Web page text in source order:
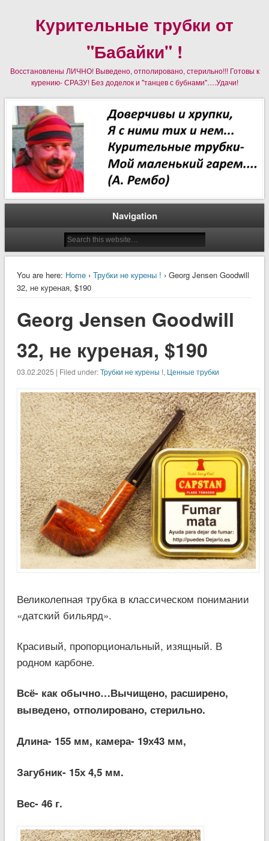
Курительные трубки от
"Бабайки" !
Восстановлены ЛИЧНО! Выведено, отполировано, стерильно!!! Готовы к
курению- СРАЗУ! Без доделок и "танцев с бубнами"….Удачи!
Navigation
You are here: Home› Трубки не курены ! › Georg Jensen Goodwill
32, не куреная, $190
Georg Jensen Goodwill
32, не куреная, $190
03.02.2025 | Filed under:Трубки не курены !, Ценные трубки
Великолепная трубка в классическом понимании
«датский бильярд».
Красивый, пропорциональный, изящный. В
родном карбоне.
Всё- как обычно…Вычищено, расширено,
выведено, отполировано, стерильно.
Длина- 155 мм, камера- 19х43 мм,
Загубник- 15х 4,5 мм.
Вес- 46 г.